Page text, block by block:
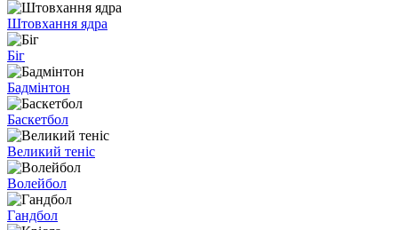
Штовхання ядра
Біг
Бадмінтон
Баскетбол
Великий теніс
Волейбол
Гандбол